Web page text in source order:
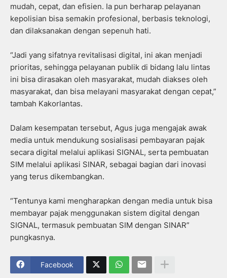
mudah, cepat, dan efisien. Ia pun berharap pelayanan
kepolisian bisa semakin profesional, berbasis teknologi,
dan dilaksanakan dengan sepenuh hati.
“Jadi yang sifatnya revitalisasi digital, ini akan menjadi
prioritas, sehingga pelayanan publik di bidang lalu lintas
ini bisa dirasakan oleh masyarakat, mudah diakses oleh
masyarakat, dan bisa melayani masyarakat dengan cepat,”
tambah Kakorlantas.
Dalam kesempatan tersebut, Agus juga mengajak awak
media untuk mendukung sosialisasi pembayaran pajak
secara digital melalui aplikasi SIGNAL, serta pembuatan
SIM melalui aplikasi SINAR, sebagai bagian dari inovasi
yang terus dikembangkan.
“Tentunya kami mengharapkan dengan media untuk bisa
membayar pajak menggunakan sistem digital dengan
SIGNAL, termasuk pembuatan SIM dengan SINAR”
pungkasnya.
Facebook